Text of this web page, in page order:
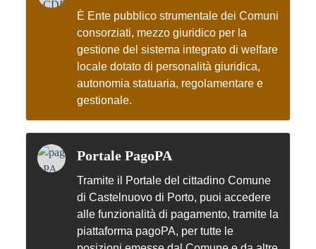
È Ente pubblico strumentale dei Comuni
consorziati, mezzo giuridico per la
gestione del sistema integrato di welfare
locale dotato di personalità giuridica,
autonomia statuaria, regolamentare e
gestionale.
Portale PagoPA
Tramite il Portale del cittadino Comune
di Castelnuovo di Porto, puoi accedere
alle funzionalità di pagamento, tramite la
piattaforma pagoPA, per tutte le